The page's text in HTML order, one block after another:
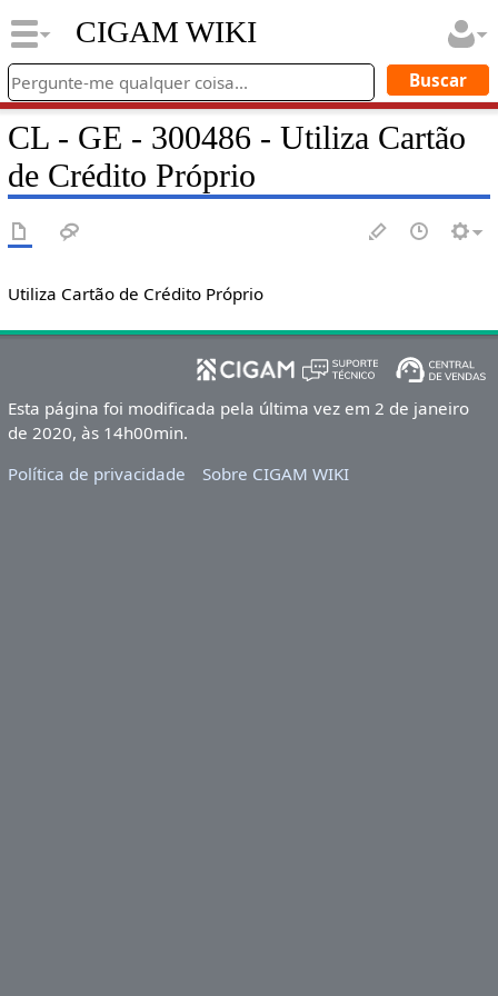
CIGAM WIKI
CL - GE - 300486 - Utiliza Cartão
de Crédito Próprio
Utiliza Cartão de Crédito Próprio
Esta página foi modificada pela última vez em 2 de janeiro
de 2020, às 14h00min.
Política de privacidade
Sobre CIGAM WIKI